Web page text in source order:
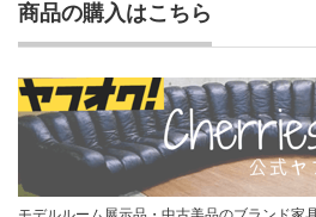
商品の購入はこちら